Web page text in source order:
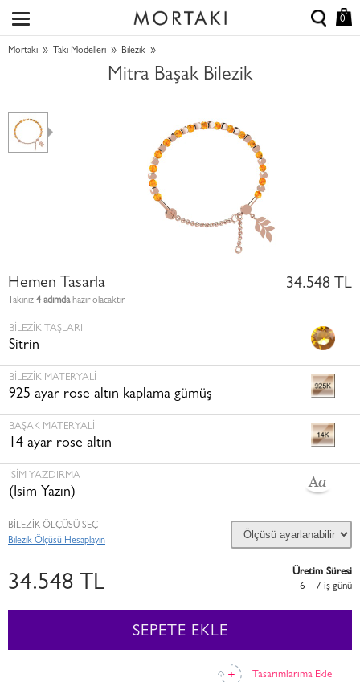
0
Mortakı » Takı Modelleri » Bilezik »
Mitra Başak Bilezik
Hemen Tasarla
Takınız 4 adımdahazır olacaktır
34.548 TL
BILEZIK TAŞLARI
Sitrin
BILEZIK MATERYALI
925 ayar rose altın kaplama gümüş
BAŞAK MATERYALI
14 ayar rose altın
İSİM YAZDIRMA
(İsim Yazın)
Tasarımlarıma Ekle
BİLEZİK ÖLÇÜSÜ SEÇ
Bilezik Ölçüsü Hesaplayın
34.548 TL
Üretim Süresi
6 – 7 i̇ş günü
SEPETE EKLE